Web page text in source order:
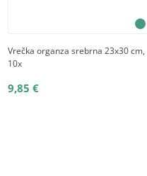
Vrečka organza srebrna 23x30 cm,
10x
9,85 €